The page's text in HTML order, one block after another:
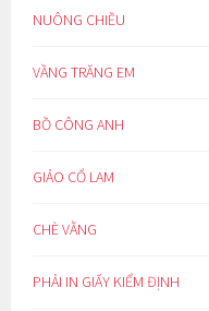
NUÔNG CHIỀU
VẦNG TRĂNG EM
BỒ CÔNG ANH
GIẢO CỔ LAM
CHÈ VẰNG
PHẢI IN GIẤY KIỂM ĐỊNH